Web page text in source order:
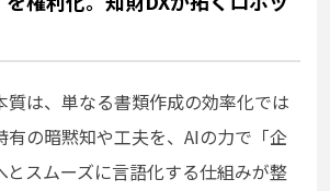
質は、単なる書類作成の効率化では
有の暗黙知や工夫を、AIの力で「企
とスムーズに言語化する仕組みが整